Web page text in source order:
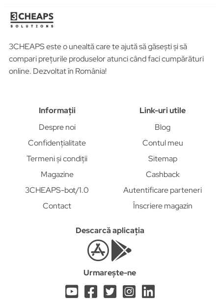
3CHEAPS este o unealtă care te ajută să găsești și să
compari prețurile produselor atunci când faci cumpărături
online. Dezvoltat în România!
Informații
Despre noi
Confidențialitate
Termeni și condiții
Magazine
3CHEAPS-bot/1.0
Contact
Link-uri utile
Blog
Contul meu
Sitemap
Cashback
Autentificare parteneri
Înscriere magazin
Descarcă aplicația
Urmarește-ne